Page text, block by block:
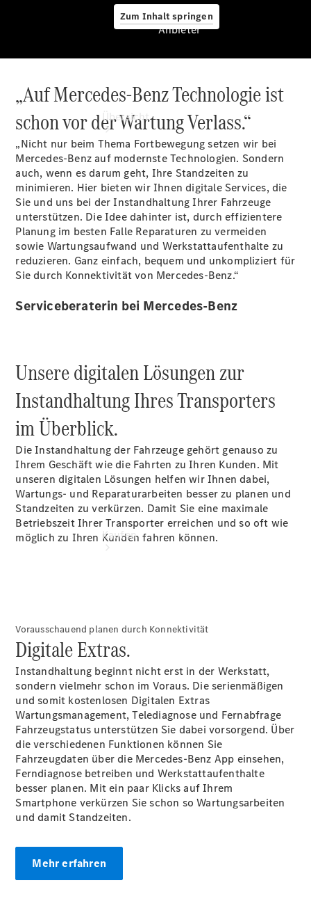
Zum Inhalt springen
Anbieter
Übersicht
Startseite
Ansprechpartner
finden
Probefahrt
Beratung
6652 9666
Kaufen
Übersicht
Gebrauchtwagensuche
Junge
Sterne
Digitale
Extras
Wartungsservice
-
Bedarfsgerechte
Wartung für
Ihren Mercedes-
Benz
Transporter.
Anbieter
„Auf Mercedes-Benz Technologie ist
schon vor der Wartung Verlass.“
„Nicht nur beim Thema Fortbewegung setzen wir bei
Mercedes-Benz auf modernste Technologien. Sondern
auch, wenn es darum geht, Ihre Standzeiten zu
minimieren. Hier bieten wir Ihnen digitale Services, die
Sie und uns bei der Instandhaltung Ihrer Fahrzeuge
unterstützen. Die Idee dahinter ist, durch effizientere
Planung im besten Falle Reparaturen zu vermeiden
sowie Wartungsaufwand und Werkstattaufenthalte zu
reduzieren. Ganz einfach, bequem und unkompliziert für
Sie durch Konnektivität von Mercedes-Benz.“
Serviceberaterin bei Mercedes-Benz
Unsere digitalen Lösungen zur
Instandhaltung Ihres Transporters
im Überblick.
Die Instandhaltung der Fahrzeuge gehört genauso zu
Ihrem Geschäft wie die Fahrten zu Ihren Kunden. Mit
unseren digitalen Lösungen helfen wir Ihnen dabei,
Wartungs- und Reparaturarbeiten besser zu planen und
Standzeiten zu verkürzen. Damit Sie eine maximale
Betriebszeit Ihrer Transporter erreichen und so oft wie
möglich zu Ihren Kunden fahren können.
Vorausschauend planen durch Konnektivität
Digitale Extras.
Instandhaltung beginnt nicht erst in der Werkstatt,
sondern vielmehr schon im Voraus. Die serienmäßigen
und somit kostenlosen Digitalen Extras
Wartungsmanagement, Telediagnose und Fernabfrage
Fahrzeugstatus unterstützen Sie dabei vorsorgend. Über
die verschiedenen Funktionen können Sie
Fahrzeugdaten über die Mercedes-Benz App einsehen,
Ferndiagnose betreiben und Werkstattaufenthalte
besser planen. Mit ein paar Klicks auf Ihrem
Smartphone verkürzen Sie schon so Wartungsarbeiten
und damit Standzeiten.
Mehr erfahren